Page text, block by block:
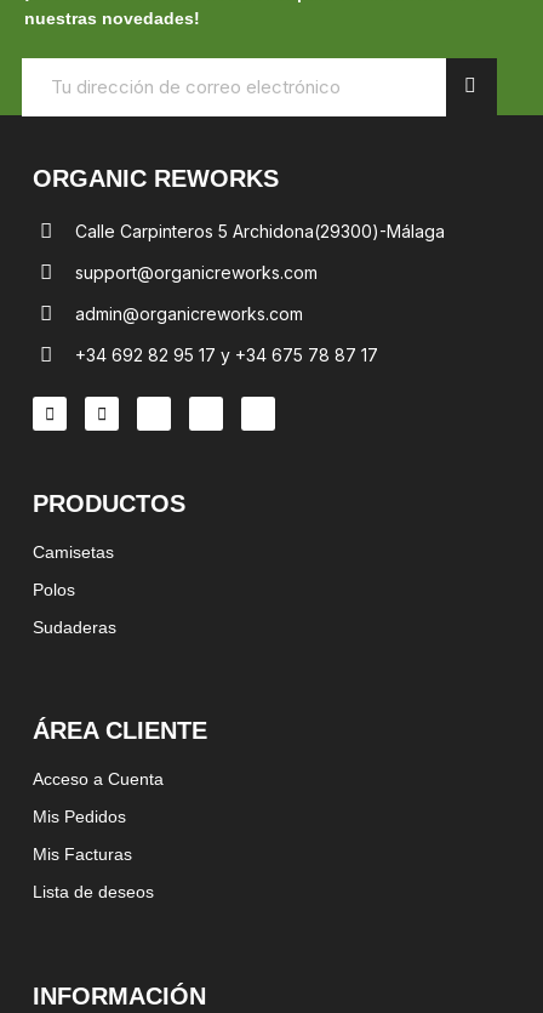
nuestras novedades!
ORGANIC REWORKS
Calle Carpinteros 5 Archidona(29300)-Málaga
support@organicreworks.com
admin@organicreworks.com
+34 692 82 95 17 y +34 675 78 87 17
PRODUCTOS
Camisetas
Polos
Sudaderas
ÁREA CLIENTE
Acceso a Cuenta
Mis Pedidos
Mis Facturas
Lista de deseos
INFORMACIÓN